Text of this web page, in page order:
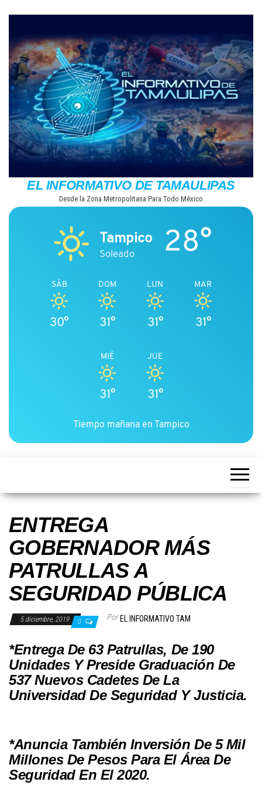
contenido
EL INFORMATIVO DE TAMAULIPAS
Desde la Zona Metropolitana Para Todo México
Tampico
Soleado 28°
SÁB
30°
DOM
31°
LUN
31°
MAR
31°
MIÉ
31°
JUE
31°
Tiempo mañana en Tampico
ENTREGA
GOBERNADOR MÁS
PATRULLAS A
SEGURIDAD PÚBLICA
5 diciembre, 2019 0 Por EL INFORMATIVO TAM
*Entrega De 63 Patrullas, De 190
Unidades Y Preside Graduación De
537 Nuevos Cadetes De La
Universidad De Seguridad Y Justicia.
*Anuncia También Inversión De 5 Mil
Millones De Pesos Para El Área De
Seguridad En El 2020.